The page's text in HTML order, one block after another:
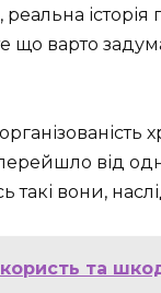
що варто
від
вони,
користь та